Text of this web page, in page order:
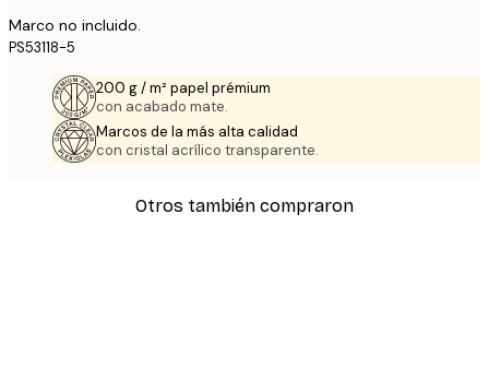
Marco no incluido.
PS53118-5
200 g / m² papel prémium
con acabado mate.
Marcos de la más alta calidad
con cristal acrílico transparente.
Otros también compraron